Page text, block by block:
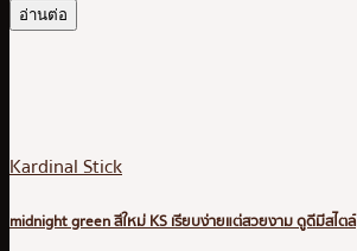
อ่านต่อ
Kardinal Stick
midnight green สีใหม่ KS เรียบง่ายแต่สวยงาม ดูดีมีสไตล์